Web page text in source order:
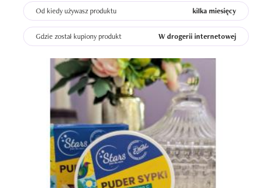
Od kiedy używasz produktu kilka miesięcy
Gdzie został kupiony produkt W drogerii internetowej